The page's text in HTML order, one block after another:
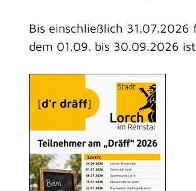
Bis einschließlich
dem 01.09. bis 30.09.2026